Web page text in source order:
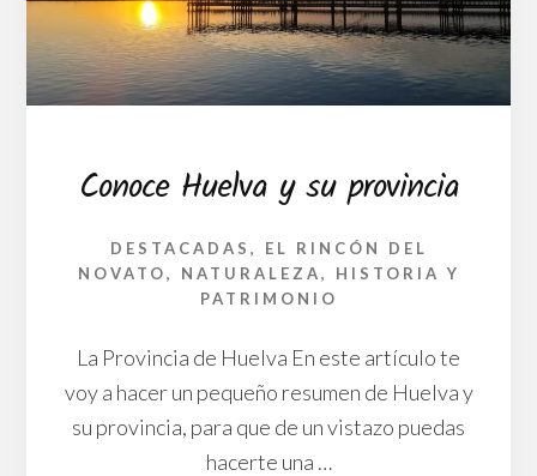
LA
PROVINCIA
DE
HUELVA
Conoce Huelva y su provincia
DESTACADAS , EL RINCÓN DEL
NOVATO, NATURALEZA, HISTORIA Y
PATRIMONIO
La Provincia de Huelva En este artículo te
voy a hacer un pequeño resumen de Huelva y
su provincia, para que de un vistazo puedas
hacerte una …